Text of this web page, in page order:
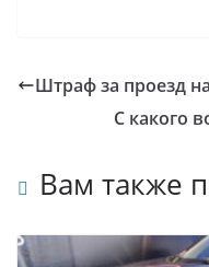
Штраф за проезд
С какого
Вам также